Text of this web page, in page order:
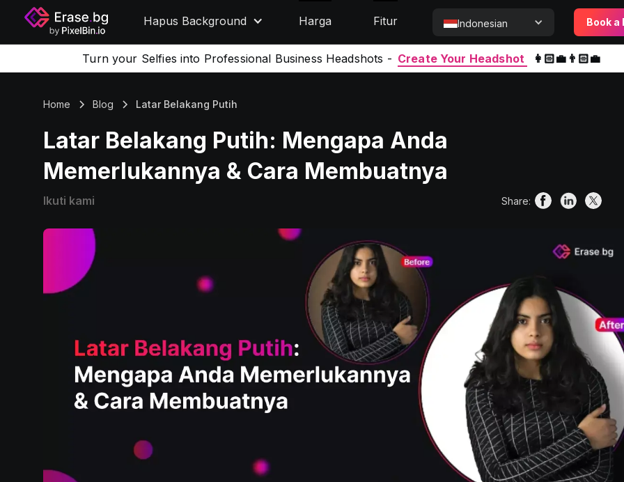
Hapus Background Harga Fitur Indonesian Book a
Turn your Selfies into Professional Business Headshots - Create Your Headshot 👩🏻‍💼👨🏻‍💼
Home Blog Latar Belakang Putih
Latar Belakang Putih: Mengapa Anda
Memerlukannya & Cara Membuatnya
Ikuti kami Share: